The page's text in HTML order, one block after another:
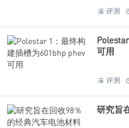
评测
可用
评测
研究旨